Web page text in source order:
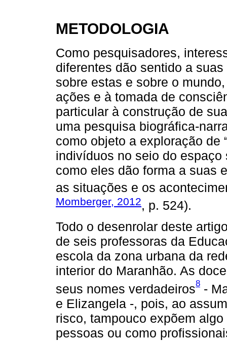
METODOLOGIA
Como pesquisadores,
diferentes dão sentido a
sobre estas e sobre o
ações e à tomada de
particular à construção de
uma pesquisa biográfica-
como objeto a exploração de
indivíduos no seio do
como eles dão forma a suas
as situações e os
Momberger, 2012, p. 524).
Todo o desenrolar deste
de seis professoras da
escola da zona urbana da
interior do Maranhão. As
seus nomes verdadeiros8 -
e Elizangela -, pois, ao
risco, tampouco expõem
pessoas ou como